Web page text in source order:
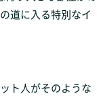
道に入る特別なイ
ト人がそのような